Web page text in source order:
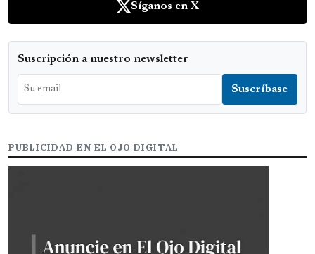
Síganos en X
Suscripción a nuestro newsletter
PUBLICIDAD EN EL OJO DIGITAL